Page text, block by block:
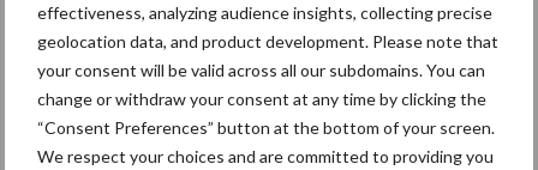
effectiveness, analyzing audience insights, collecting precise
geolocation data, and product development. Please note that
your consent will be valid across all our subdomains. You can
change or withdraw your consent at any time by clicking the
“Consent Preferences” button at the bottom of your screen.
We respect your choices and are committed to providing you
arbeidskrachten neemt af en de melkopbrengst neemt toe
omdat er frequenter wordt gemolken.
Met al zo’n 30.000 Lely Astronaut systemen operationeel
wereldwijd om koeien te melken, is het bedrijf een dominante
speler in de sector. Dit succes is te danken aan de aanpak waarbij